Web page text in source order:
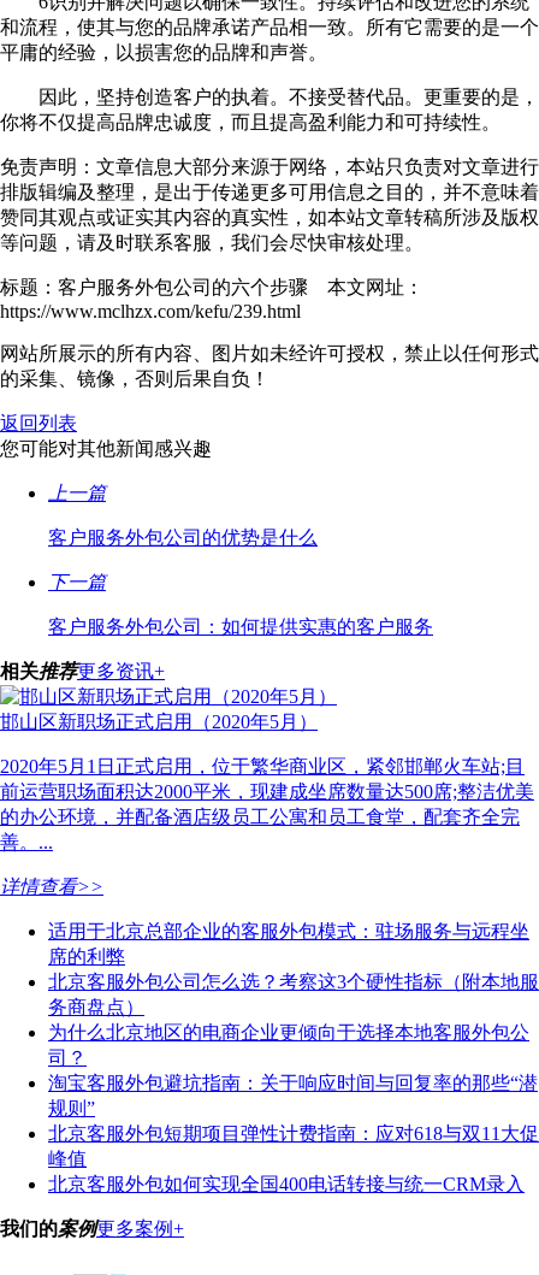
和流程，使其与您的品牌承诺产品相一致。所有它需要的是一个
平庸的经验，以损害您的品牌和声誉。
因此，坚持创造客户的执着。不接受替代品。更重要的是，
你将不仅提高品牌忠诚度，而且提高盈利能力和可持续性。
免责声明：文章信息大部分来源于网络，本站只负责对文章进行
排版辑编及整理，是出于传递更多可用信息之目的，并不意味着
赞同其观点或证实其内容的真实性，如本站文章转稿所涉及版权
等问题，请及时联系客服，我们会尽快审核处理。
标题：客户服务外包公司的六个步骤 本文网址：
https://www.mclhzx.com/kefu/239.html
网站所展示的所有内容、图片如未经许可授权，禁止以任何形式
的采集、镜像，否则后果自负！
返回列表
您可能对其他新闻感兴趣
上一篇
客户服务外包公司的优势是什么
下一篇
客户服务外包公司：如何提供实惠的客户服务
相关推荐更多资讯+
邯山区新职场正式启用（2020年5月）
2020年5月1日正式启用，位于繁华商业区，紧邻邯郸火车站;目
前运营职场面积达2000平米，现建成坐席数量达500席;整洁优美
的办公环境，并配备酒店级员工公寓和员工食堂，配套齐全完
善。...
详情查看>>
适用于北京总部企业的客服外包模式：驻场服务与远程坐
席的利弊
北京客服外包公司怎么选？考察这3个硬性指标（附本地服
务商盘点）
为什么北京地区的电商企业更倾向于选择本地客服外包公
司？
淘宝客服外包避坑指南：关于响应时间与回复率的那些“潜
规则”
北京客服外包短期项目弹性计费指南：应对618与双11大促
峰值
北京客服外包如何实现全国400电话转接与统一CRM录入
我们的案例更多案例+